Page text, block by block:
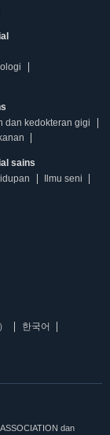
dan kedokteran gigi
sains
Ilmu seni
한국어
dan